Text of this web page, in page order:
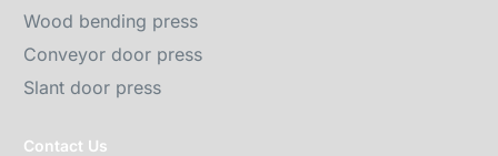
Wood bending press
Conveyor door press
Slant door press
Contact Us